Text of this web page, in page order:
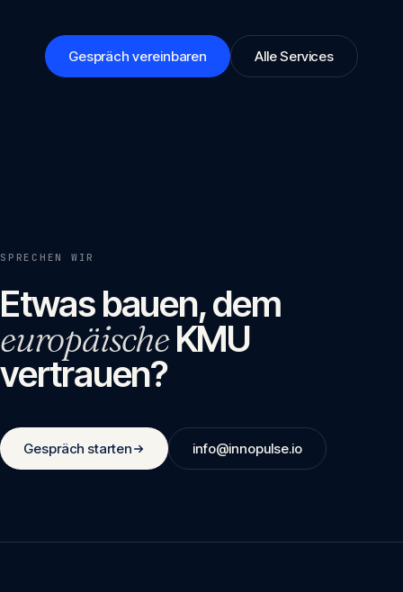
Gespräch vereinbaren Alle Services
SPRECHEN WIR
Etwas bauen, dem
europäischeKMU
vertrauen?
Gespräch starten info@innopulse.io